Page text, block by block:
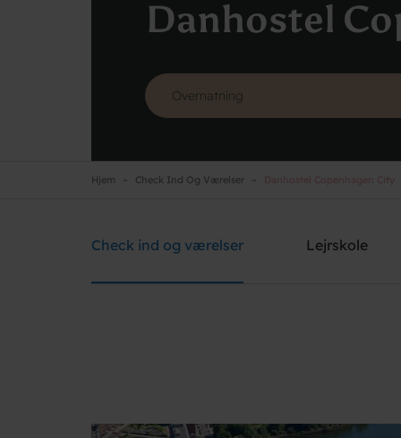
Danhostel
Danhostel Copenhagen City
Hjem Check Ind Og Værelser
Check ind og værelser Lejrskole